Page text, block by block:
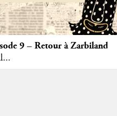
9 – Retour à Zarbiland